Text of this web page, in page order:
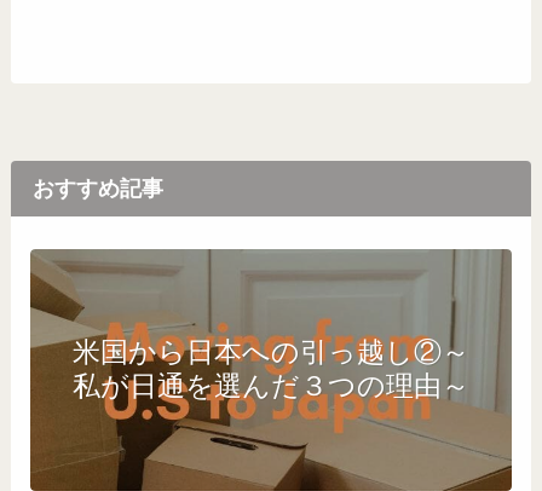
おすすめ記事
米国から日本への引っ越し②～
私が日通を選んだ３つの理由～